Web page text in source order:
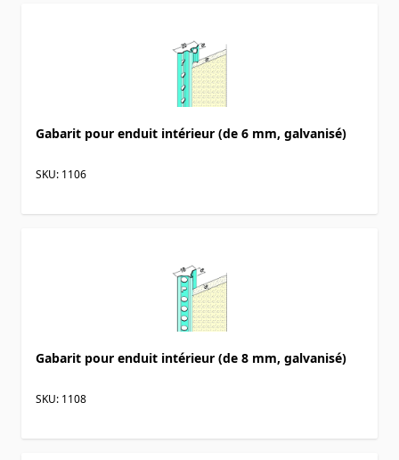
Gabarit pour enduit intérieur (de 6 mm, galvanisé)
SKU: 1106
Gabarit pour enduit intérieur (de 8 mm, galvanisé)
SKU: 1108